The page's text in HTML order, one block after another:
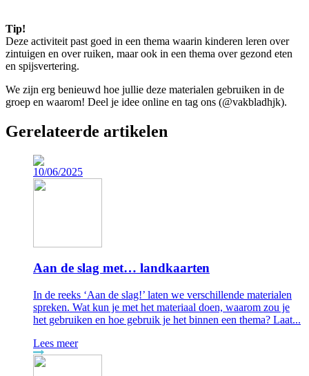
Tip!
Deze activiteit past goed in een thema waarin kinderen leren over
zintuigen en over ruiken, maar ook in een thema over gezond eten
en spijsvertering.
We zijn erg benieuwd hoe jullie deze materialen gebruiken in de
groep en waarom! Deel je idee online en tag ons (@vakbladhjk).
Gerelateerde artikelen
10/06/2025
Aan de slag met… landkaarten
In de reeks ‘Aan de slag!’ laten we verschillende materialen
spreken. Wat kun je met het materiaal doen, waarom zou je
het gebruiken en hoe gebruik je het binnen een thema? Laat...
Lees meer